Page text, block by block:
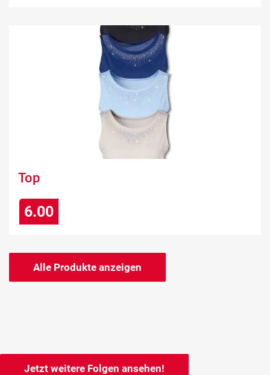
Top
6.00
Alle Produkte anzeigen
Jetzt weitere Folgen ansehen!